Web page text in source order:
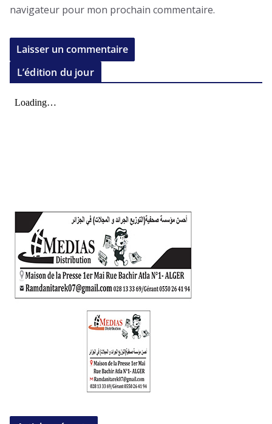
navigateur pour mon prochain commentaire.
L’édition du jour